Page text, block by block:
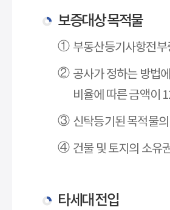
보증대상 목적물
부동산등기사항전
공사가 정하는 방법
비율에 따른 금액이
신탁등기된 목적물
건물 및 토지의 소유
타세대 전입